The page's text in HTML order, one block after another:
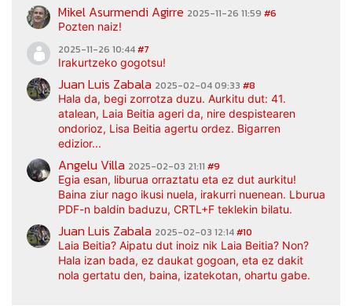
Mikel Asurmendi Agirre 2025-11-26 11:59 #6
Pozten naiz!
2025-11-26 10:44#7
Irakurtzeko gogotsu!
Juan Luis Zabala 2025-02-04 09:33 #8
Hala da, begi zorrotza duzu. Aurkitu dut: 41.
atalean, Laia Beitia ageri da, nire despistearen
ondorioz, Lisa Beitia agertu ordez. Bigarren
edizior...
Angelu Villa 2025-02-03 21:11 #9
Egia esan, liburua orraztatu eta ez dut aurkitu!
Baina ziur nago ikusi nuela, irakurri nuenean. Lburua
PDF-n baldin baduzu, CRTL+F teklekin bilatu.
Juan Luis Zabala 2025-02-03 12:14#10
Laia Beitia? Aipatu dut inoiz nik Laia Beitia? Non?
Hala izan bada, ez daukat gogoan, eta ez dakit
nola gertatu den, baina, izatekotan, ohartu gabe.